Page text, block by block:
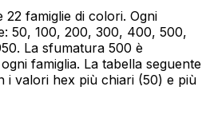
22 famiglie di colori. Ogni
50, 100, 200, 300, 400, 500,
La sfumatura 500 è
famiglia. La tabella seguente
i valori hex più chiari (50) e più